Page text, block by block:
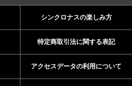
シンクロナスの楽しみ方
特定商取引法に関する表記
アクセスデータの利用について